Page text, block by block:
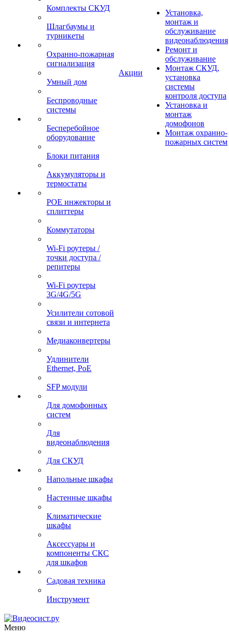
Комплекты СКУД
Шлагбаумы и
турникеты
Охранно-пожарная
сигнализация
Умный дом
Беспроводные
системы
Бесперебойное
оборудование
Блоки питания
Аккумуляторы и
термостаты
POE инжекторы и
сплиттеры
Коммутаторы
Wi-Fi роутеры /
точки доступа /
репитеры
Wi-Fi роутеры
3G/4G/5G
Усилители сотовой
связи и интернета
Медиаконвертеры
Удлинители
Ethernet, PoE
SFP модули
Для домофонных
систем
Для
видеонаблюдения
Для СКУД
Напольные шкафы
Настенные шкафы
Климатические
шкафы
Аксессуары и
компоненты СКС
для шкафов
Садовая техника
Инструмент
Акции
Установка,
монтаж и
обслуживание
видеонаблюдения
Ремонт и
обслуживание
Монтаж СКУД,
установка
системы
контроля доступа
Установка и
монтаж
домофонов
Монтаж охранно-
пожарных систем
Меню